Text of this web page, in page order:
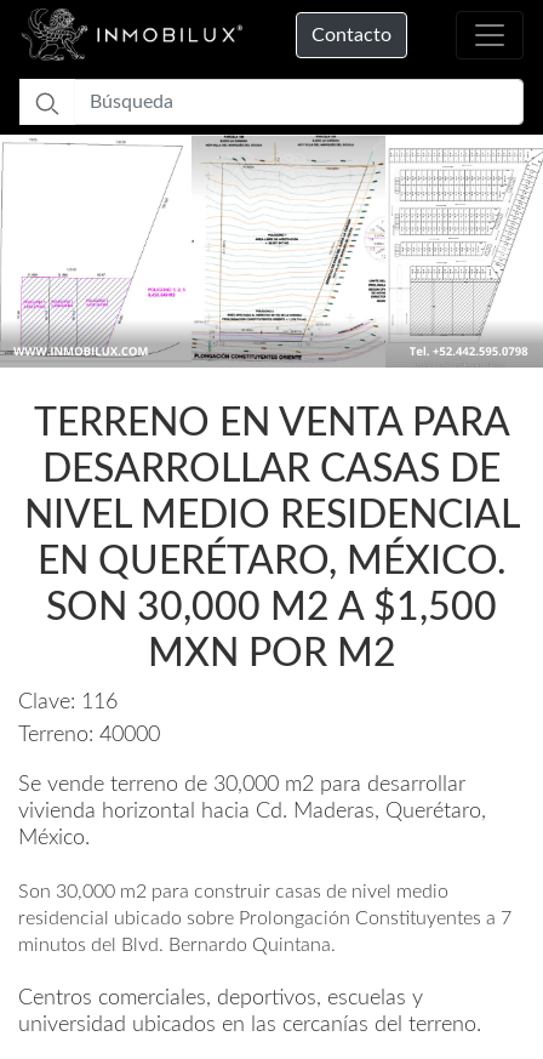
Contacto
Cargando...
Previous
TERRENO EN VENTA PARA
DESARROLLAR CASAS DE
NIVEL MEDIO RESIDENCIAL
EN QUERÉTARO, MÉXICO.
SON 30,000 M2 A $1,500
MXN POR M2
Clave: 116
Terreno: 40000
Se vende terreno de 30,000 m2 para desarrollar
vivienda horizontal hacia Cd. Maderas, Querétaro,
México.
Son 30,000 m2 para construir casas de nivel medio
residencial ubicado sobre Prolongación Constituyentes a 7
minutos del Blvd. Bernardo Quintana.
Centros comerciales, deportivos, escuelas y
universidad ubicados en las cercanías del terreno.